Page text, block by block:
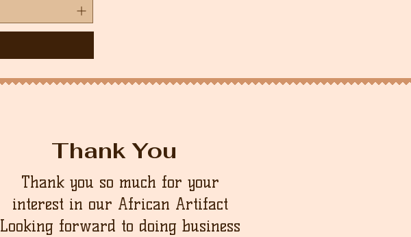
Thank You
Thank you so much for your
interest in our African Artifact
Looking forward to doing business